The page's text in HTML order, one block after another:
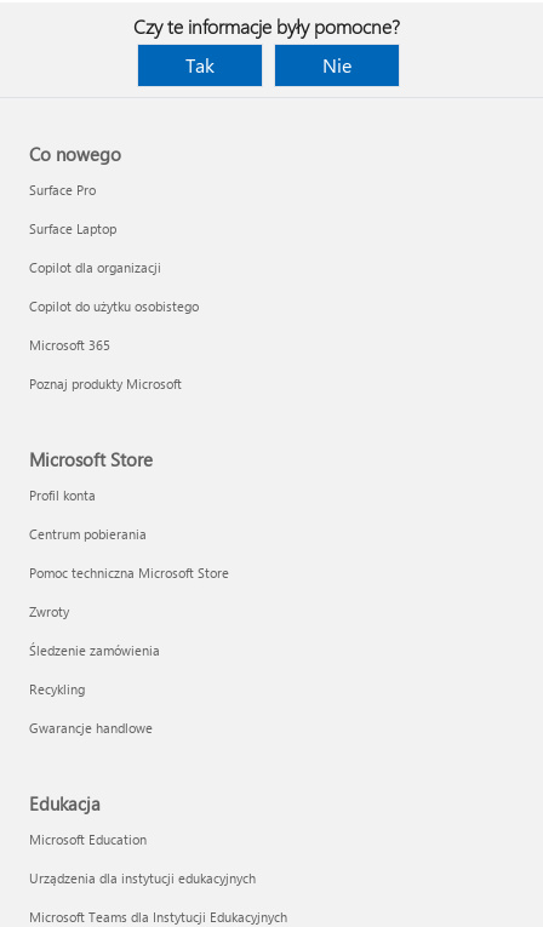
Czy te informacje były pomocne?
Tak
Nie
Co nowego
Surface Pro
Surface Laptop
Copilot dla organizacji
Copilot do użytku osobistego
Microsoft 365
Poznaj produkty Microsoft
Microsoft Store
Profil konta
Centrum pobierania
Pomoc techniczna Microsoft Store
Zwroty
Śledzenie zamówienia
Recykling
Gwarancje handlowe
Edukacja
Microsoft Education
Urządzenia dla instytucji edukacyjnych
Microsoft Teams dla Instytucji Edukacyjnych